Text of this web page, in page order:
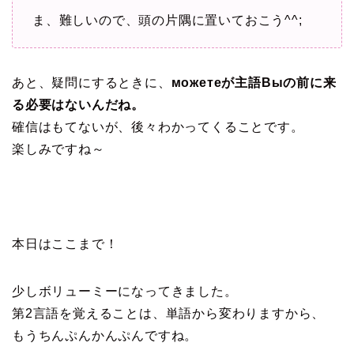
ま、難しいので、頭の片隅に置いておこう^^;
あと、疑問にするときに、 можетеが主語Выの前に来
る必要はないんだね。
確信はもてないが、後々わかってくることです。
楽しみですね～
本日はここまで！
少しボリューミーになってきました。
第2言語を覚えることは、単語から変わりますから、
もうちんぷんかんぷんですね。